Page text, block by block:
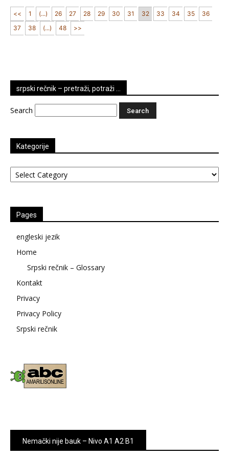
<< 1 (...) 26 27 28 29 30 31 32 33 34 35
36
37
38 (...) 48 >>
srpski rečnik – pretraži, potraži …
Search
Kategorije
Kategorije
Pages
engleski jezik
Home
Srpski rečnik – Glossary
Kontakt
Privacy
Privacy Policy
Srpski rečnik
Nemački nije bauk – Nivo A1 A2 B1